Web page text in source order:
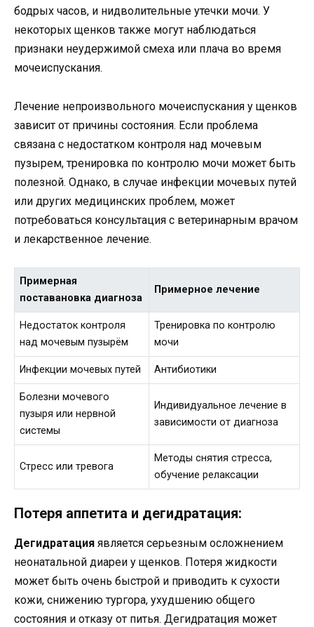
бодрых часов, и нидволительные утечки мочи. У
некоторых щенков также могут наблюдаться
признаки неудержимой смеха или плача во время
мочеиспускания.
Лечение непроизвольного мочеиспускания у щенков
зависит от причины состояния. Если проблема
связана с недостатком контроля над мочевым
пузырем, тренировка по контролю мочи может быть
полезной. Однако, в случае инфекции мочевых путей
или других медицинских проблем, может
потребоваться консультация с ветеринарным врачом
и лекарственное лечение.
Примерная
поставановка диагноза
Примерное лечение
Недостаток контроля
над мочевым пузырём
Тренировка по контролю
мочи
Инфекции мочевых путей Антибиотики
Болезни мочевого
пузыря или нервной
системы
Индивидуальное лечение в
зависимости от диагноза
Стресс или тревога
Методы снятия стресса,
обучение релаксации
Потеря аппетита и дегидратация:
Дегидратация является серьезным осложнением
неонатальной диареи у щенков. Потеря жидкости
может быть очень быстрой и приводить к сухости
кожи, снижению тургора, ухудшению общего
состояния и отказу от питья. Дегидратация может